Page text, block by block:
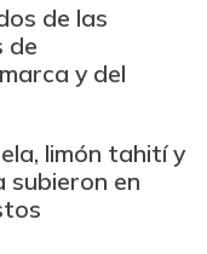
de las
de
y del
limón tahití y
subieron en